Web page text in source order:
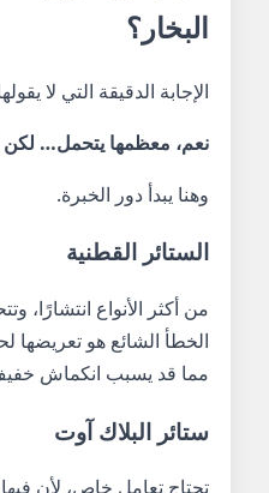
البخار؟
الإجابة الدقيقة التي لا
نعم، معظمها يتحمل…
وهنا يبدأ دور الخبرة.
الستائر القطنية
من أكثر الأنواع انتشارًا،
الخطأ الشائع هو تعريضها
مما قد يسبب انكماش
ستائر البلاك آوت
تحتاج تعامل خاص، لأن